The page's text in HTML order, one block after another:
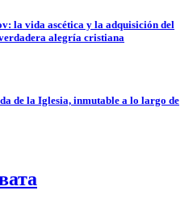
la vida ascética y la adquisición del
alegría cristiana
de la Iglesia, inmutable a lo largo de